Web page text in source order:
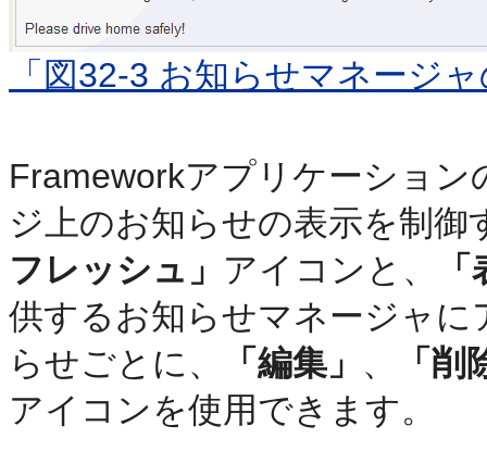
「図32-3 お知らせマネージ
Frameworkアプリケーショ
ジ上のお知らせの表示を制御
フレッシュ」 アイコンと、
供するお知らせマネージャ
らせごとに、
「編集」 、
「削
アイコンを使用できます。